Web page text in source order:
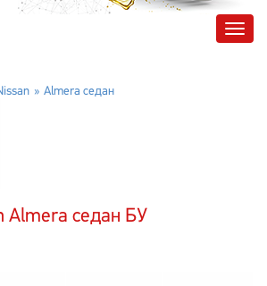
Almera седан
Almera седан БУ